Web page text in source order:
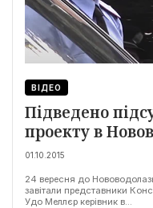
ВІДЕО
Підведено
проекту в
01.10.2015
24 вересня до
завітали представники
Удо Меллєр керівник в...